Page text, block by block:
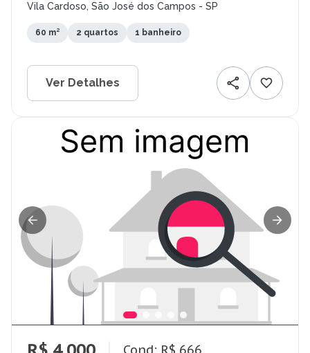
Vila Cardoso, São José dos Campos - SP
60 m² 2 quartos 1 banheiro
Ver Detalhes
Cond: R$ 666